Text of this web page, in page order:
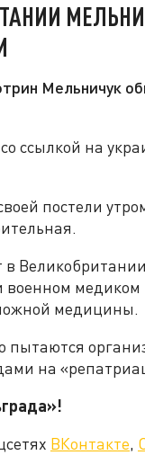
Мельничук
ссылкой на
постели
военном
медицины.
пытаются
на
ВКонтакте,